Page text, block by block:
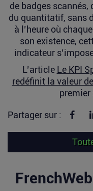
de badges scannés,
du quantitatif, sans
à l’heure où
son existence,
indicateur
L’article Le KPI
redéfinit la valeur
premier
Partager sur :